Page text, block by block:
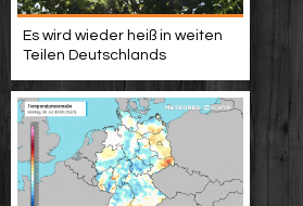
Es wird wieder heiß in weiten
Teilen Deutschlands